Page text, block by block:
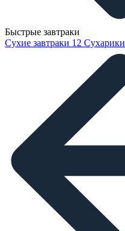
Быстрые завтраки
Сухие завтраки 12 Сухарики